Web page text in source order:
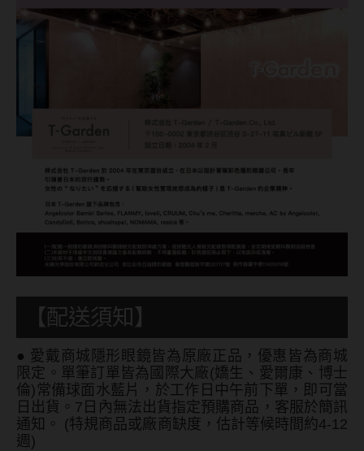
【配送須知】
● 愛戴商城隱形眼鏡皆為原廠正品，優惠皆為商城
限定。單筆訂單皆為國際大廠(嬌生、愛爾康、博士
倫)常備球面水藍片，於工作日中午前下單，即可當
日出貨。7日內無法出貨指定預購商品，客服於簡訊
通知。 (特規商品或廠商缺度，估計等候時間約4-12
週)